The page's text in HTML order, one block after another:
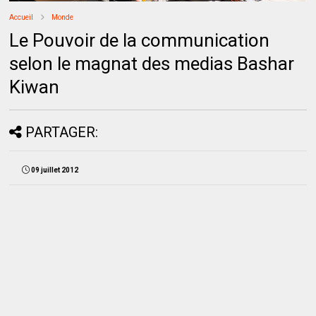
Accueil Monde
Le Pouvoir de la communication
selon le magnat des medias Bashar
Kiwan
PARTAGER:
09 juillet 2012